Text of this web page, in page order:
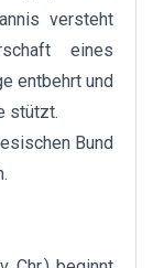
versteht
eines
entbehrt und
stützt.
Bund